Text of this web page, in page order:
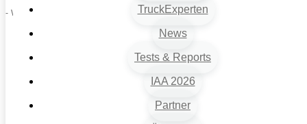
TruckExperten
News
Tests & Reports
IAA 2026
Partner
- Werbung -